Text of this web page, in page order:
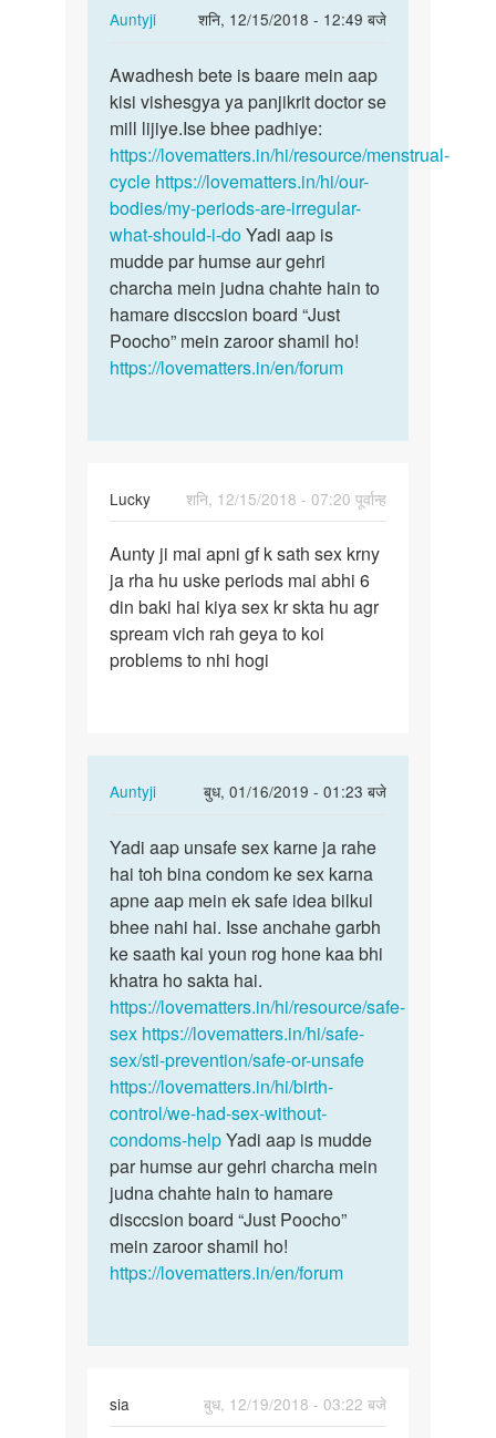
Auntyji
शनि, 12/15/2018 - 12:49 बजे
In
to
Meri
wife
ko
mahina
main…
by
Awadhesh
Pandey
Awadhesh
bete
is
baare
mein…
Awadhesh bete is baare mein aap
kisi vishesgya ya panjikrit doctor se
mill lijiye.Ise bhee padhiye:
https://lovematters.in/hi/resource/menstrual-
cycle https://lovematters.in/hi/our-
bodies/my-periods-are-irregular-
what-should-i-doYadi aap is
mudde par humse aur gehri
charcha mein judna chahte hain to
hamare disccsion board “Just
Poocho” mein zaroor shamil ho!
https://lovematters.in/en/forum
Lucky
शनि, 12/15/2018 - 07:20 पूर्वान्ह
Aunty
ji
mai
apni
gf
Aunty ji mai apni gf k sath sex krny
ja rha hu uske periods mai abhi 6
din baki hai kiya sex kr skta hu agr
spream vich rah geya to koi
problems to nhi hogi
Auntyji
बुध, 01/16/2019 - 01:23 बजे
In
to
Aunty
ji
mai
apni
gf
k
sath…
by
Lucky
Yadi
aap
unsafe
sex
karne
ja…
Yadi aap unsafe sex karne ja rahe
hai toh bina condom ke sex karna
apne aap mein ek safe idea bilkul
bhee nahi hai. Isse anchahe garbh
ke saath kai youn rog hone kaa bhi
khatra ho sakta hai.
https://lovematters.in/hi/resource/safe-
sex https://lovematters.in/hi/safe-
sex/sti-prevention/safe-or-unsafe
https://lovematters.in/hi/birth-
control/we-had-sex-without-
condoms-helpYadi aap is mudde
par humse aur gehri charcha mein
judna chahte hain to hamare
disccsion board “Just Poocho”
mein zaroor shamil ho!
https://lovematters.in/en/forum
sia
बुध, 12/19/2018 - 03:22 बजे